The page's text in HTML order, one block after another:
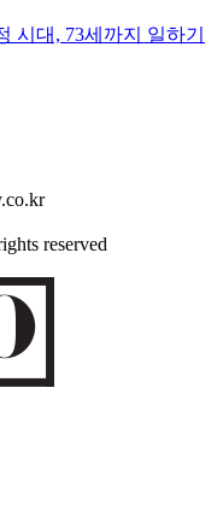
시대, 73세까지 일하기
reserved